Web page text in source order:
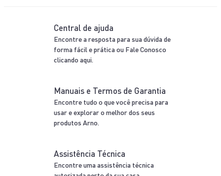
Central de ajuda
Encontre a resposta para sua dúvida de
forma fácil e prática ou Fale Conosco
clicando aqui.
Manuais e Termos de Garantia
Encontre tudo o que você precisa para
usar e explorar o melhor dos seus
produtos Arno.
Assistência Técnica
Encontre uma assistência técnica